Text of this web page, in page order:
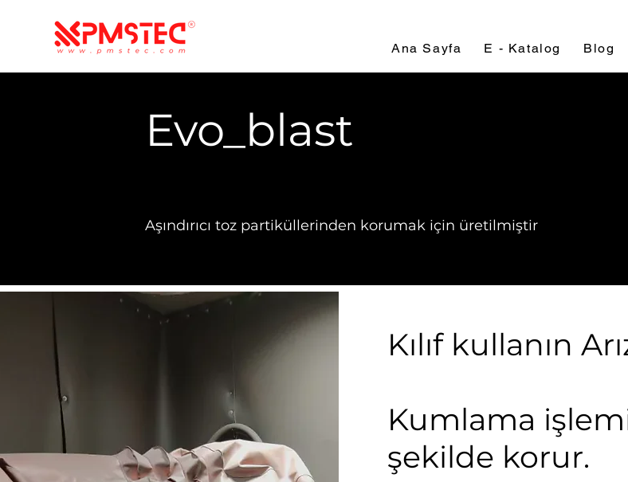
Ana Sayfa E - Katalog Blog
Evo_blast
Aşındırıcı toz partiküllerinden korumak için üretilmiştir
Kılıf kullanın
Kumlama
şekilde korur.